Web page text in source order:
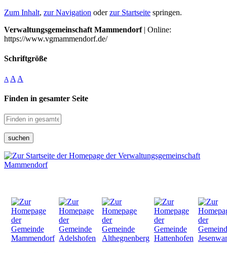
Zum Inhalt, zur Navigation oderzur Startseite springen.
Verwaltungsgemeinschaft Mammendorf| Online:
https://www.vgmammendorf.de/
Schriftgröße
A A A
Finden in gesamter Seite
suchen